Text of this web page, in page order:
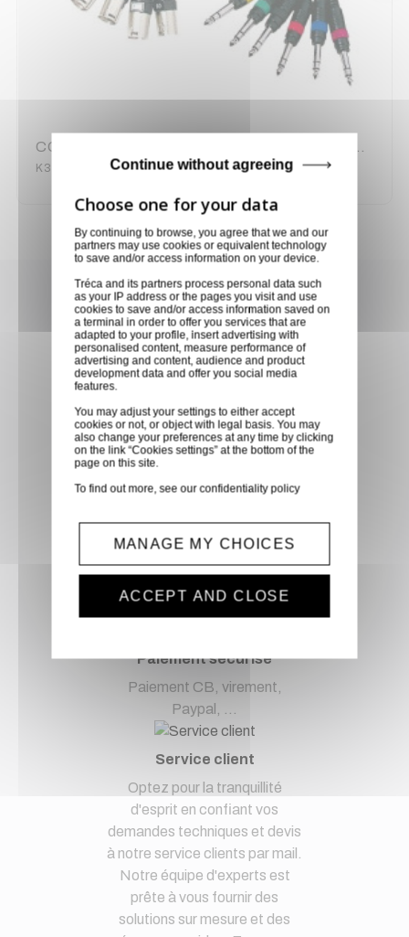
K3L8MV0500
Achetez en toute confiance
Notre équipe est à votre service depuis 20 ans.
Livraison via GLS
Retirer vos produits
directement en magasin ou
dans les points relais de notre
partenaire GLS, partout en
France métropolitaine et en
Europe entre 24h et 48h après
Paiement sécurisé
Paiement CB, virement,
Paypal, ...
Service client
Optez pour la tranquillité
d'esprit en confiant vos
demandes techniques et devis
à notre service clients par mail.
Notre équipe d'experts est
prête à vous fournir des
solutions sur mesure et des
By continuing to browse, you agree that we and our
partners may use cookies or equivalent technology
to save and/or access information on your device.
Tréca and its partners process personal data such
as your IP address or the pages you visit and use
cookies to save and/or access information saved on
a terminal in order to offer you services that are
adapted to your profile, insert advertising with
personalised content, measure performance of
advertising and content, audience and product
development data and offer you social media
features.
You may adjust your settings to either accept
cookies or not, or object with legal basis. You may
also change your preferences at any time by clicking
on the link “Cookies settings” at the bottom of the
page on this site.
To find out more, see ourconfidentiality policy
Continue without agreeing
MANAGE MY CHOICES
ACCEPT AND CLOSE